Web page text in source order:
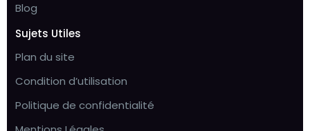
Blog
Sujets Utiles
Plan du site
Condition d’utilisation
Politique de confidentialité